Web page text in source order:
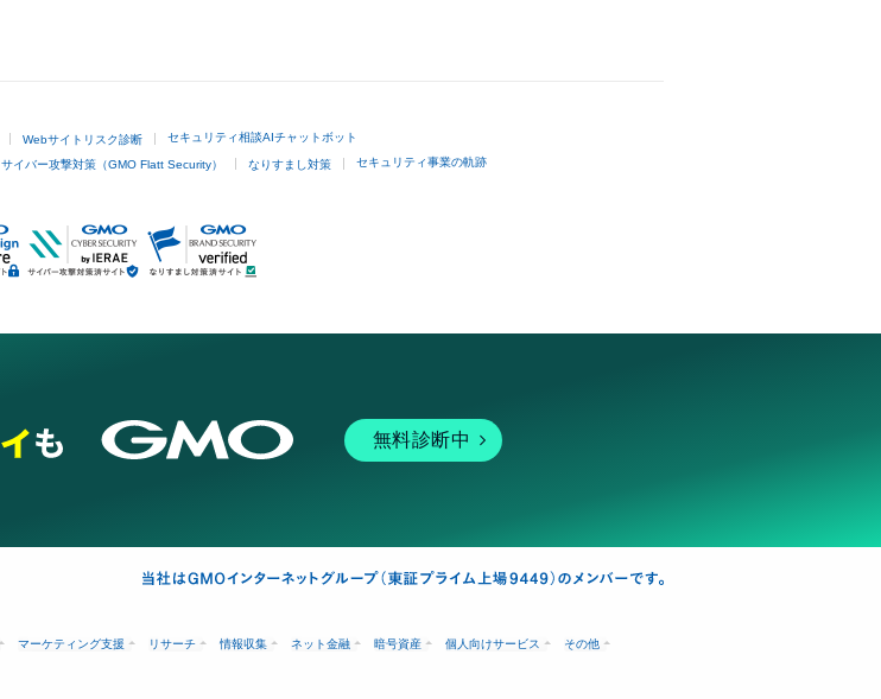
Webサイトリスク診断 セキュリティ相談AIチャットボット
サイバー攻撃対策（GMO Flatt Security） なりすまし対策 セキュリティ事業の軌跡
無料診断中
マーケティング支援 リサーチ 情報収集 ネット金融 暗号資産 個人向けサービス その他